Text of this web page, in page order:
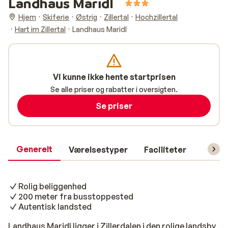
Hjem Skiferie Østrig Zillertal
Hochzillertal
Hart im Zillertal
Landhaus Maridl
Generelt Værelsestyper Faciliteter
Rolig beliggenhed
200 meter fra busstoppested
Autentisk landsted
Landhaus Maridl ligger i Zillerdalen i den rolige landsby
Vi kunne ikke hente startprisen
Se alle priser og rabatter i oversigten.
Se priser